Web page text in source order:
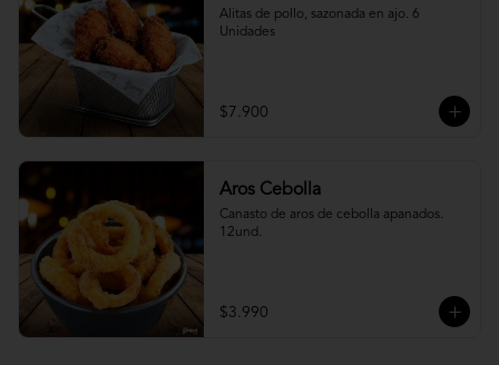
Alitas de pollo, sazonada en ajo. 6
Unidades
$7.900
Aros Cebolla
Canasto de aros de cebolla apanados.
12und.
$3.990